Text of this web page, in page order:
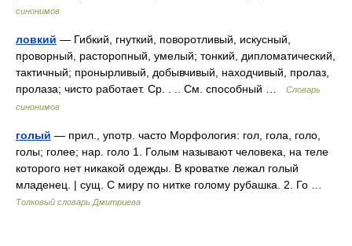
синонимов
ловкий — Гибкий, гнуткий, поворотливый, искусный,
проворный, расторопный, умелый; тонкий, дипломатический,
тактичный; пронырливый, добывчивый, находчивый, пролаз,
пролаза; чисто работает. Ср. . .. См. способный …
Словарь
синонимов
голый — прил., употр. часто Морфология: гол, гола, голо,
голы; голее; нар. голо 1. Голым называют человека, на теле
которого нет никакой одежды. В кроватке лежал голый
младенец. | сущ. С миру по нитке голому рубашка. 2. Го …
Толковый словарь Дмитриева